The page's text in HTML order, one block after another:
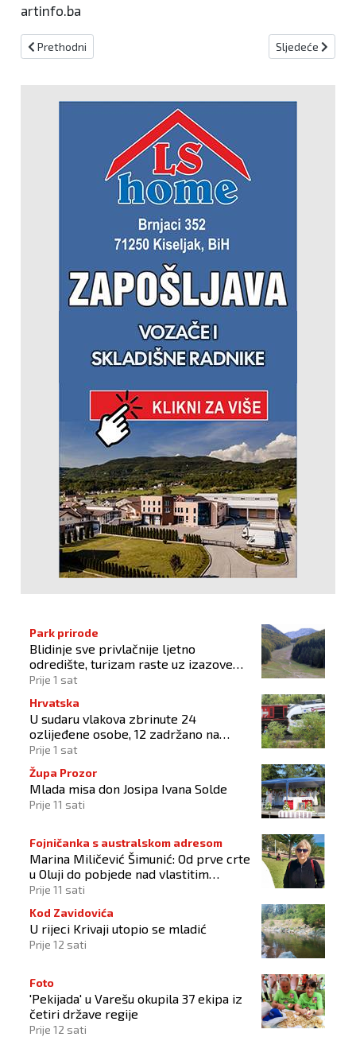
artinfo.ba
Prethodni članak: Najavljene radarske kontrole za 13.06.
Prethodni Sljedeći članak:
Sljedeće
Park prirode
Blidinje sve privlačnije ljetno
odredište, turizam raste uz izazove
očuvanja prirode
Prije 1 sat
Hrvatska
U sudaru vlakova zbrinute 24
ozlijeđene osobe, 12 zadržano na
liječenju
Prije 1 sat
Župa Prozor
Mlada misa don Josipa Ivana Solde
Prije 11 sati
Fojničanka s australskom adresom
Marina Miličević Šimunić: Od prve crte
u Oluji do pobjede nad vlastitim
„olujama“
Prije 11 sati
Kod Zavidovića
U rijeci Krivaji utopio se mladić
Prije 12 sati
Foto
'Pekijada' u Varešu okupila 37 ekipa iz
četiri države regije
Prije 12 sati